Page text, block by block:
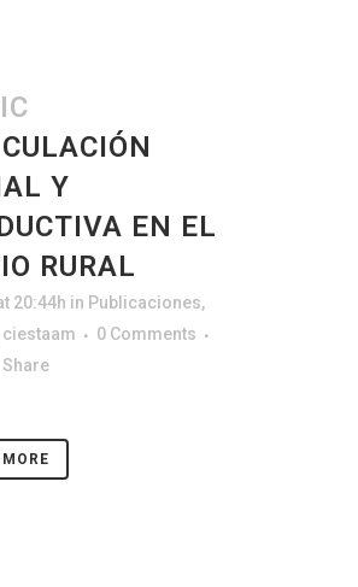
Y
EN EL
RURAL
20:44h in Publicaciones,
ciestaam
0 Comments
Share